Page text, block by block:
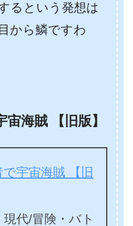
るという発想は
から鱗ですわ
海賊 【旧版】
宇宙海賊 【旧
代/冒険・バト